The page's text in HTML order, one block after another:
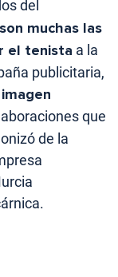
del
son muchas las
el tenista a la
publicitaria,
que
de la